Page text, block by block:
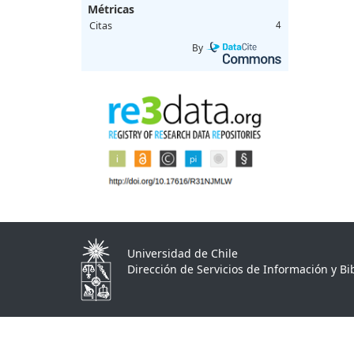
Métricas
Citas 4
By
Universidad de Chile
Dirección de Servicios de Información y